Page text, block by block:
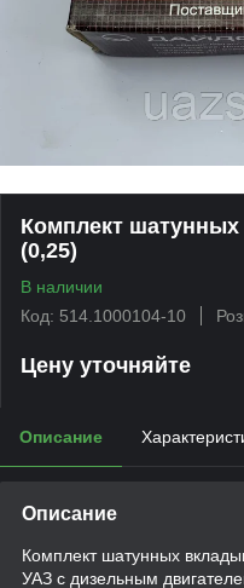
Комплект
(0,25)
В наличии
Код: 514.1000104-10
Цену уточняйте
Описание
Описание
Комплект шатунных
УАЗ с дизельным